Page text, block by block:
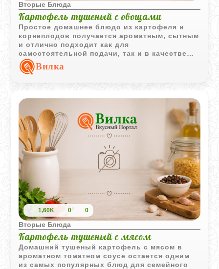
Вторые Блюда
Картофель тушеный с овощами
Простое домашнее блюдо из картофеля и
корнеплодов получается ароматным, сытным
и отлично подходит как для
самостоятельной подачи, так и в качестве
гарнира.Вилка
1,60K 0 0
Вторые Блюда
Картофель тушеный с мясом
Домашний тушеный картофель с мясом в
ароматном томатном соусе остается одним
из самых популярных блюд для семейного